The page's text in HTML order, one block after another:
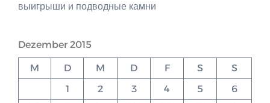
выигрыши и подводные камни
Dezember 2015
M D M D F S
S
1
2 3 4 5
6